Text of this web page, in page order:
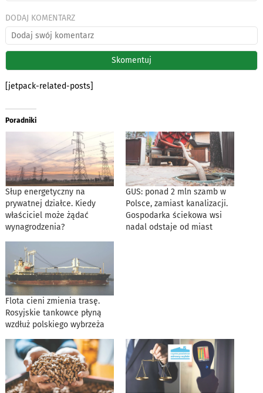
DODAJ KOMENTARZ
[jetpack-related-posts]
Poradniki
Słup energetyczny na
prywatnej działce. Kiedy
właściciel może żądać
wynagrodzenia?
GUS: ponad 2 mln szamb w
Polsce, zamiast kanalizacji.
Gospodarka ściekowa wsi
nadal odstaje od miast
Flota cieni zmienia trasę.
Rosyjskie tankowce płyną
wzdłuż polskiego wybrzeża